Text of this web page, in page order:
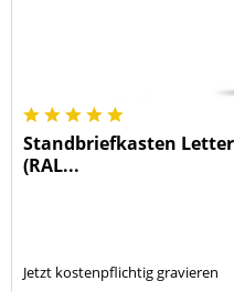
Standbriefkasten
(RAL...
Jetzt kostenpflichtig gravieren